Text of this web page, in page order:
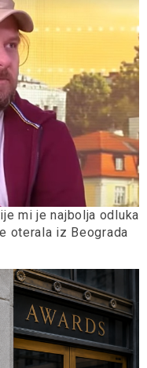
mi je najbolja odluka
oterala iz Beograda